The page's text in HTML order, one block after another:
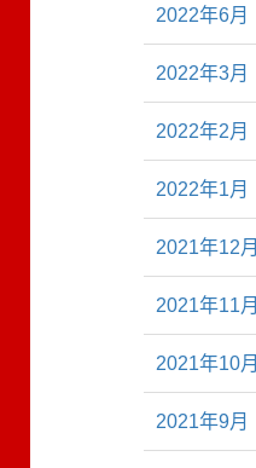
2022年6月
2022年3月
2022年2月
2022年1月
2021年12月
2021年11月
2021年10月
2021年9月